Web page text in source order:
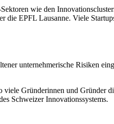
wie den
EPFL Lausanne. Viele
unternehmerische Risiken
Gründerinnen und Gründer
Schweizer Innovationssystems.